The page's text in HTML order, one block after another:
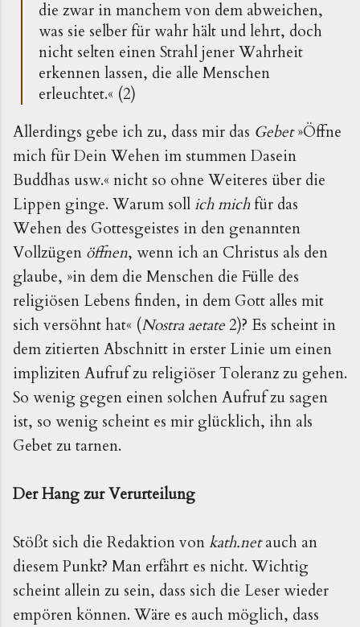
die zwar in manchem von dem abweichen,
was sie selber für wahr hält und lehrt, doch
nicht selten einen Strahl jener Wahrheit
erkennen lassen, die alle Menschen
erleuchtet.« (2)
Allerdings gebe ich zu, dass mir das Gebet»Öffne
mich für Dein Wehen im stummen Dasein
Buddhas usw.« nicht so ohne Weiteres über die
Lippen ginge. Warum soll ich michfür das
Wehen des Gottesgeistes in den genannten
Vollzügen öffnen, wenn ich an Christus als den
glaube, »in dem die Menschen die Fülle des
religiösen Lebens finden, in dem Gott alles mit
sich versöhnt hat« (Nostra aetate2)? Es scheint in
dem zitierten Abschnitt in erster Linie um einen
impliziten Aufruf zu religiöser Toleranz zu gehen.
So wenig gegen einen solchen Aufruf zu sagen
ist, so wenig scheint es mir glücklich, ihn als
Gebet zu tarnen.
Der Hang zur Verurteilung
Stößt sich die Redaktion vonkath.netauch an
diesem Punkt? Man erfährt es nicht. Wichtig
scheint allein zu sein, dass sich die Leser wieder
empören können. Wäre es auch möglich, dass